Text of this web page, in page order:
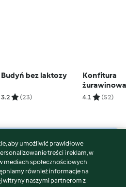
Budyń bez laktozy
3.2 (23)
Konfitura
serów
4.1 (52)
aby umożliwić prawidłowe
treści i reklam, w
mediach społecznościowych
również informacje na
witryny naszymi partnerom z